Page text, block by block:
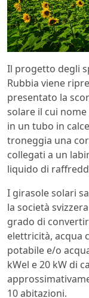
Il progetto degli
Rubbia viene
presentato la
solare il cui
in un tubo in
troneggia una
collegati a un
liquido di
I girasole solari
la società
grado di
elettricità, acqua
potabile e/o
kWel e 20 kW di
10 abitazioni.